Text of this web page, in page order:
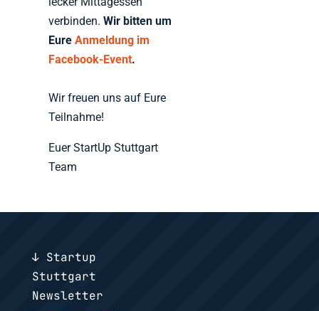
verbinden.Wir bitten um
EureAnmeldung im
Facebook-Event.
Wir freuen uns auf Eure
Teilnahme!
Euer StartUp Stuttgart
Team
↓ Startup
Stuttgart
Newsletter